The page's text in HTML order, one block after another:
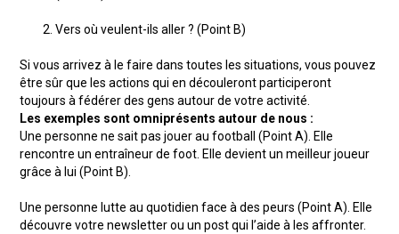
Vers où veulent-ils aller ? (Point B)
Si vous arrivez à le faire dans toutes les situations, vous pouvez
être sûr que les actions qui en découleront participeront
toujours à fédérer des gens autour de votre activité.
Les exemples sont omniprésents autour de nous :
Une personne ne sait pas jouer au football (Point A). Elle
rencontre un entraîneur de foot. Elle devient un meilleur joueur
grâce à lui (Point B).
Une personne lutte au quotidien face à des peurs (Point A). Elle
découvre votre newsletter ou un post qui l’aide à les affronter.